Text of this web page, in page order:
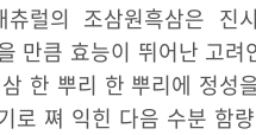
츄럴의 조삼원흑삼은 진
만큼 효능이 뛰어난 고려
한 뿌리 한 뿌리에 정성
로 쪄 익힌 다음 수분 함